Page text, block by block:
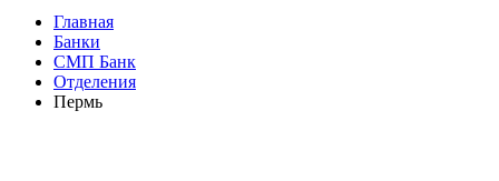
Главная
Банки
СМП Банк
Отделения
Пермь